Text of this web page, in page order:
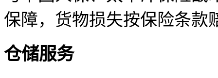
保障，货物损失按保险条款
仓储服务